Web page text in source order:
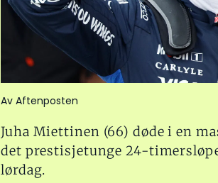
Av Aftenposten
Juha Miettinen (66) døde i en
det prestisjetunge 24-
lørdag.